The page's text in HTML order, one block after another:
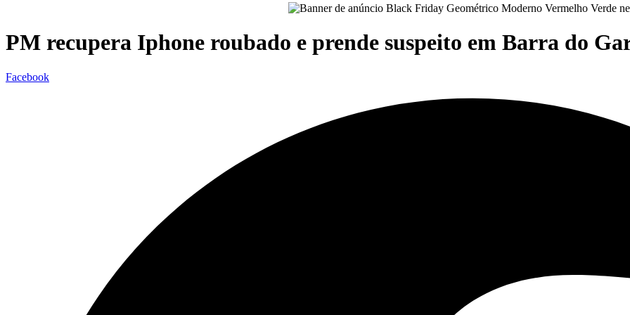
PM recupera Iphone roubado e prende suspeito em Barra do
Facebook